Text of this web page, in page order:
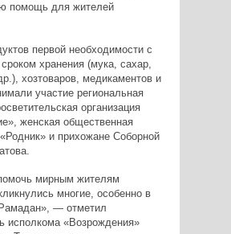
помощь для жителей
первой необходимости с
хранения (мука, сахар,
хозтоваров, медикаментов и
участие региональная
организация
женская общественная
и прихожане Соборной
мирным жителям
многие, особенно в
— отметил
исполкома «Возрождения»